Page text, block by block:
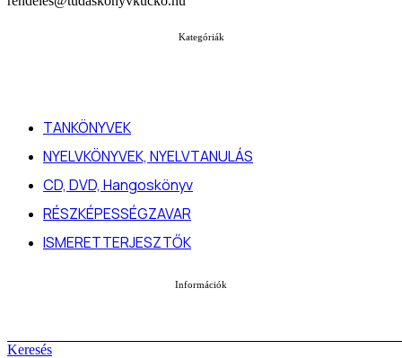
Keresés
Kategóriák
TANKÖNYVEK
NYELVKÖNYVEK, NYELVTANULÁS
CD, DVD, Hangoskönyv
RÉSZKÉPESSÉGZAVAR
ISMERETTERJESZTŐK
Információk